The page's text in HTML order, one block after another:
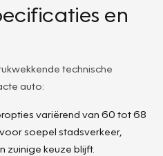
en
technische
auto:
variërend van 60 tot 68
soepel stadsverkeer,
zuinige keuze blijft.